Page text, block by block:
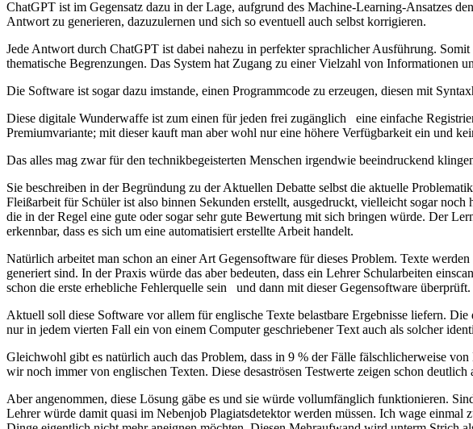
ChatGPT ist im Gegensatz dazu in der Lage, aufgrund des Machine-Learning-Ansatzes
Antwort zu generieren, dazuzulernen und sich so eventuell auch selbst korrigieren.
Jede Antwort durch ChatGPT ist dabei nahezu in perfekter sprachlicher Ausführung.
thematische Begrenzungen. Das System hat Zugang zu einer Vielzahl von Informationen
Die Software ist sogar dazu imstande, einen Programmcode zu erzeugen, diesen mit
Diese digitale Wunderwaffe ist zum einen für jeden frei zugänglich eine einfache
Premiumvariante; mit dieser kauft man aber wohl nur eine höhere Verfügbarkeit ein und
Das alles mag zwar für den technikbegeisterten Menschen irgendwie beeindruckend
Sie beschreiben in der Begründung zu der Aktuellen Debatte selbst die aktuelle
Fleißarbeit für Schüler ist also binnen Sekunden erstellt, ausgedruckt, vielleicht sogar
die in der Regel eine gute oder sogar sehr gute Bewertung mit sich bringen würde. Der
erkennbar, dass es sich um eine automatisiert erstellte Arbeit handelt.
Natürlich arbeitet man schon an einer Art Gegensoftware für dieses Problem. Texte
generiert sind. In der Praxis würde das aber bedeuten, dass ein Lehrer Schularbeiten
schon die erste erhebliche Fehlerquelle sein und dann mit dieser Gegensoftware überprüft.
Aktuell soll diese Software vor allem für englische Texte belastbare Ergebnisse liefern.
nur in jedem vierten Fall ein von einem Computer geschriebener Text auch als solcher
Gleichwohl gibt es natürlich auch das Problem, dass in 9 % der Fälle fälschlicherweise
wir noch immer von englischen Texten. Diese desaströsen Testwerte zeigen schon
Aber angenommen, diese Lösung gäbe es und sie würde vollumfänglich funktionieren.
Lehrer würde damit quasi im Nebenjob Plagiatsdetektor werden müssen. Ich wage einmal